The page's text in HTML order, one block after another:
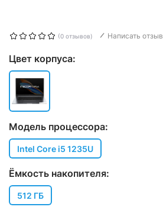
(0 отзывов) Написать отзыв
Цвет корпуса:
Модель процессора:
Intel Core i5 1235U
Ёмкость накопителя:
512 ГБ